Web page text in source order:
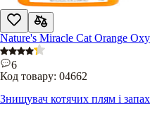
Nature's Miracle Cat Orange
6
Код товару: 04662
Знищувач котячих плям і